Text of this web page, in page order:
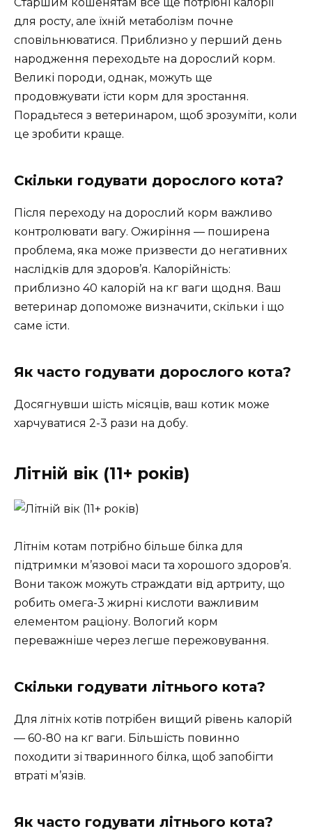
для росту, але їхній метаболізм почне
сповільнюватися. Приблизно у перший день
народження переходьте на дорослий корм.
Великі породи, однак, можуть ще
продовжувати їсти корм для зростання.
Порадьтеся з ветеринаром, щоб зрозуміти, коли
це зробити краще.
Скільки годувати дорослого кота?
Після переходу на дорослий корм важливо
контролювати вагу. Ожиріння — поширена
проблема, яка може призвести до негативних
наслідків для здоров’я. Калорійність:
приблизно 40 калорій на кг ваги щодня. Ваш
ветеринар допоможе визначити, скільки і що
саме їсти.
Як часто годувати дорослого кота?
Досягнувши шість місяців, ваш котик може
харчуватися 2-3 рази на добу.
Літній вік (11+ років)
Літнім котам потрібно більше білка для
підтримки м’язової маси та хорошого здоров’я.
Вони також можуть страждати від артриту, що
робить омега-3 жирні кислоти важливим
елементом раціону. Вологий корм
переважніше через легше пережовування.
Скільки годувати літнього кота?
Для літніх котів потрібен вищий рівень калорій
— 60-80 на кг ваги. Більшість повинно
походити зі тваринного білка, щоб запобігти
втраті м’язів.
Як часто годувати літнього кота?